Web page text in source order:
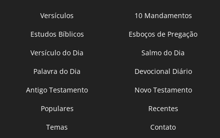
Versículos
10 Mandamentos
Estudos Bíblicos
Esboços de Pregação
Versículo do Dia
Salmo do Dia
Palavra do Dia
Devocional Diário
Antigo Testamento
Novo Testamento
Populares
Recentes
Temas
Contato